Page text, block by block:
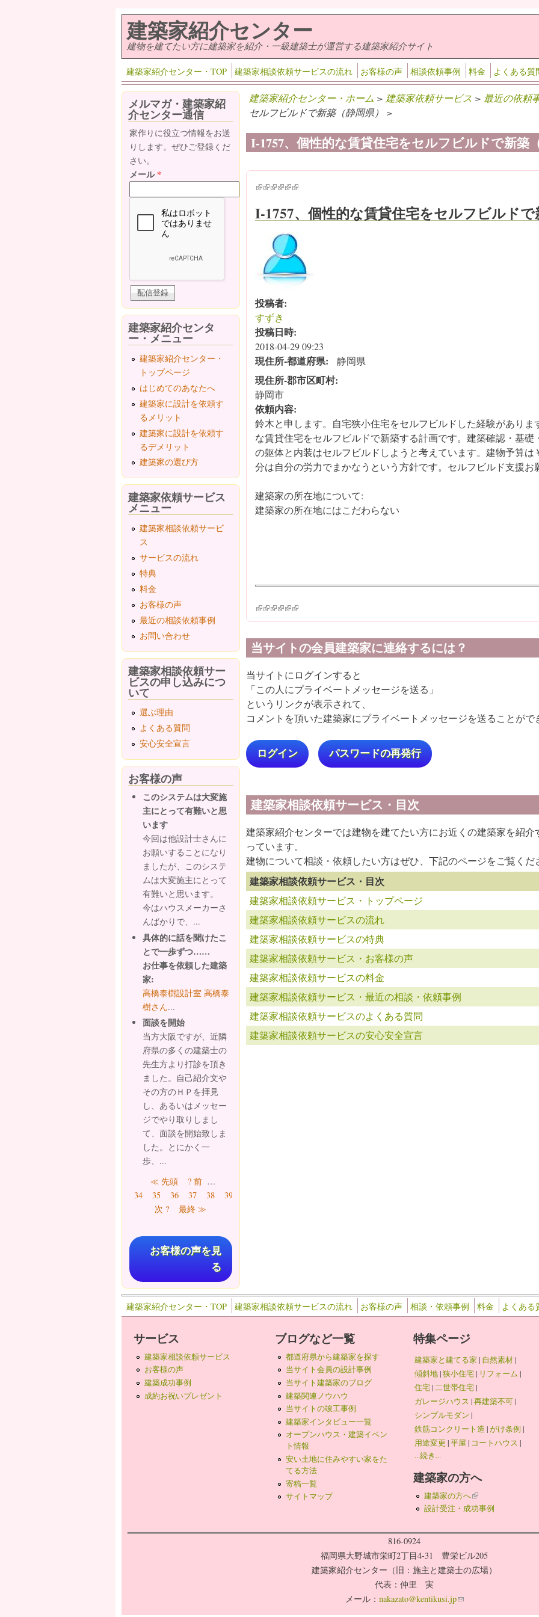
建築家紹介センター
建物を建てたい方に建築家を紹介・一級建築士が運営する建築家紹介サイト
建築家紹介センター・TOP 建築家相談依頼サービスの流れ お客様の声 相談依頼事例 料金 よくある質
建築家紹介センター・ホーム > 建築家依頼サービス > 最近の依頼
セルフビルドで新築（静岡県） >
I-1757、個性的な賃貸住宅をセルフビルドで新築
(link is external)
(link is external)
(link is external)
(link is external)
(link is external)
(link is external)
I-1757、個性的な賃貸住宅をセルフビルド
投稿者:
すずき
投稿日時:
2018-04-29 09:23
現住所‐都道府県: 静岡県
現住所‐郡市区町村:
静岡市
依頼内容:
鈴木と申します。自宅狭小住宅をセルフビルドした経験があり
な賃貸住宅をセルフビルドで新築する計画です。建築確認・基
の躯体と内装はセルフビルドしようと考えています。建物予算は
分は自分の労力でまかなうという方針です。セルフビルド支援お
建築家の所在地について:
建築家の所在地にはこだわらない
(link is external)
(link is external)
(link is external)
(link is external)
(link is external)
(link is external)
当サイトの会員建築家に連絡するには？
当サイトにログインすると
「この人にプライベートメッセージを送る」
というリンクが表示されて、
コメントを頂いた建築家にプライベートメッセージを送ることがで
ログイン パスワードの再発行
建築家相談依頼サービス・目次
建築家紹介センターでは建物を建てたい方にお近くの建築家を紹
っています。
建物について相談・依頼したい方はぜひ、下記のページをご覧くだ
建築家相談依頼サービス・目次
建築家相談依頼サービス・トップページ
建築家相談依頼サービスの流れ
建築家相談依頼サービスの特典
建築家相談依頼サービス・お客様の声
建築家相談依頼サービスの料金
建築家相談依頼サービス・最近の相談・依頼事例
建築家相談依頼サービスのよくある質問
建築家相談依頼サービスの安心安全宣言
メルマガ・建築家紹
介センター通信
家作りに役立つ情報をお送
りします。ぜひご登録くだ
さい。
メール*
建築家紹介センタ
ー・メニュー
建築家紹介センター・
トップページ
はじめてのあなたへ
建築家に設計を依頼す
るメリット
建築家に設計を依頼す
るデメリット
建築家の選び方
建築家依頼サービス
メニュー
建築家相談依頼サービ
ス
サービスの流れ
特典
料金
お客様の声
最近の相談依頼事例
お問い合わせ
建築家相談依頼サー
ビスの申し込みにつ
いて
選ぶ理由
よくある質問
安心安全宣言
お客様の声
このシステムは大変施
主にとって有難いと思
います
今回は他設計士さんに
お願いすることになり
ましたが、このシステ
ムは大変施主にとって
有難いと思います。
今はハウスメーカーさ
んばかりで、...
具体的に話を聞けたこ
とで一歩ずつ……
お仕事を依頼した建築
家:
高橋泰樹設計室 高橋泰
樹さん...
面談を開始
当方大阪ですが、近隣
府県の多くの建築士の
先生方より打診を頂き
ました。自己紹介文や
その方のＨＰを拝見
し、あるいはメッセー
ジでやり取りしまし
て、面談を開始致しま
した。とにかく一
歩、...
ページ≪ 先頭 ? 前 …
34
35 36 37 38 39
次 ?
最終 ≫
お客様の声を見
る
建築家紹介センター・TOP 建築家相談依頼サービスの流れ お客様の声 相談・依頼事例 料金 よくある
サービス
建築家相談依頼サービス
お客様の声
建築成功事例
成約お祝いプレゼント
ブログなど一覧
都道府県から建築家を探す
当サイト会員の設計事例
当サイト建築家のブログ
建築関連ノウハウ
当サイトの竣工事例
建築家インタビュー一覧
オープンハウス・建築イベン
ト情報
安い土地に住みやすい家をた
てる方法
寄稿一覧
サイトマップ
特集ページ
建築家と建てる家 | 自然素材|
傾斜地|狭小住宅| リフォーム |
住宅|二世帯住宅|
ガレージハウス |再建築不可|
シンプルモダン |
鉄筋コンクリート造 |がけ条例 |
用途変更 |平屋 | コートハウス |
...続き...
建築家の方へ
建築家の方へ(link is external)
設計受注・成功事例
816-0924
福岡県大野城市栄町2丁目4-31 豊栄ビル205
建築家紹介センター（旧：施主と建築士の広場）
代表：仲里 実
メール： nakazato@kentikusi.jp(link sends e-mail)